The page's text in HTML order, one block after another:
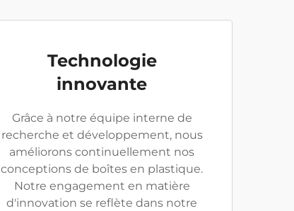
Technologie
innovante
Grâce à notre équipe interne de
recherche et développement, nous
améliorons continuellement nos
conceptions de boîtes en plastique.
Notre engagement en matière
d'innovation se reflète dans notre